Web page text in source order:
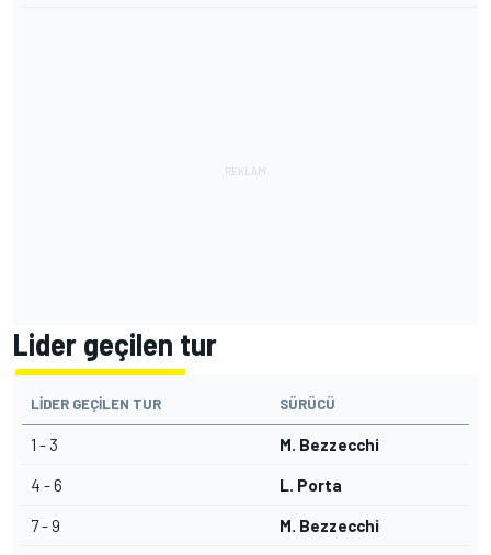
Lider geçilen tur
LIDER GEÇILEN TUR SÜRÜCÜ
1 - 3 M. Bezzecchi
4 - 6 L. Porta
7 - 9 M. Bezzecchi